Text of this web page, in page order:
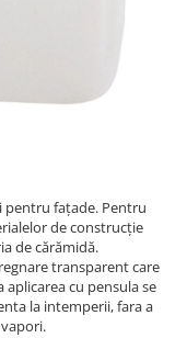
pentru fațade. Pentru
de construcție
de cărămidă.
transparent care
cu pensula se
la intemperii, fara a